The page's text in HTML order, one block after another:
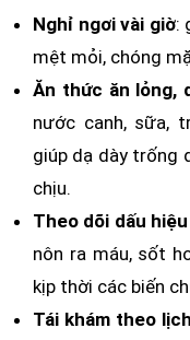
Nghỉ ngơi vài giờ:
mệt mỏi, chóng
Ăn thức ăn lỏng,
nước canh, sữa,
giúp dạ dày trống
chịu.
Theo dõi dấu
nôn ra máu, sốt
kịp thời các biến
Tái khám theo